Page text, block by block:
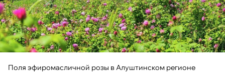
Поля эфиромасличной розы в Алуштинском регионе